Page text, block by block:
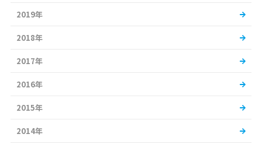
2019年
2018年
2017年
2016年
2015年
2014年